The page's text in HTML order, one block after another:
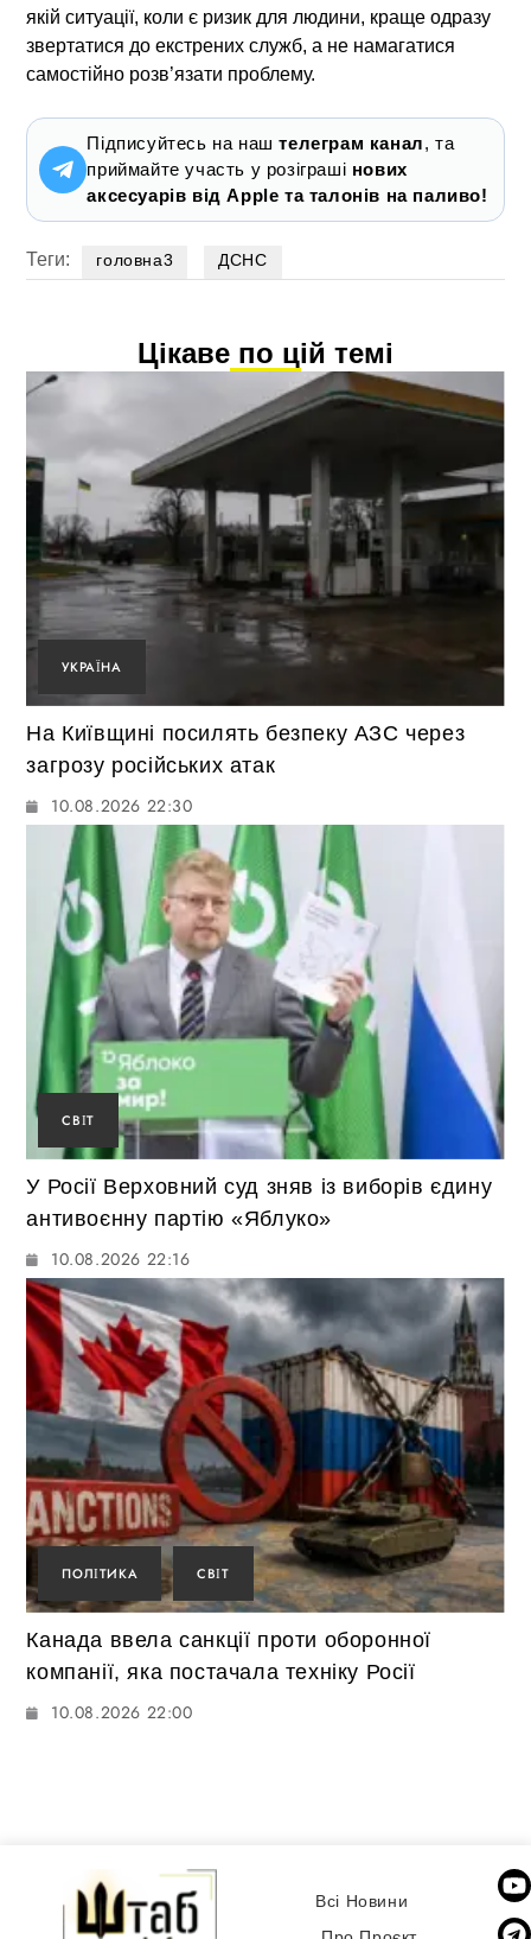
якій ситуації, коли є ризик для людини, краще одразу
звертатися до екстрених служб, а не намагатися
самостійно розв’язати проблему.
Підписуйтесь на наштелеграм канал, та
приймайте участь у розіграші нових
аксесуарів від Apple та талонів на паливо!
Теги: головна3 ДСНС
Цікаве по цій темі
УКРАЇНА
На Київщині посилять безпеку АЗС через
загрозу російських атак
10.08.2026 22:30
СВІТ
У Росії Верховний суд зняв із виборів єдину
антивоєнну партію «Яблуко»
10.08.2026 22:16
ПОЛІТИКА СВІТ
Канада ввела санкції проти оборонної
компанії, яка постачала техніку Росії
10.08.2026 22:00
Всі Новини